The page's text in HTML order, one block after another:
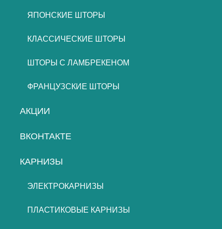
ЯПОНСКИЕ ШТОРЫ
КЛАССИЧЕСКИЕ ШТОРЫ
ШТОРЫ С ЛАМБРЕКЕНОМ
ФРАНЦУЗСКИЕ ШТОРЫ
АКЦИИ
ВКОНТАКТЕ
КАРНИЗЫ
ЭЛЕКТРОКАРНИЗЫ
ПЛАСТИКОВЫЕ КАРНИЗЫ